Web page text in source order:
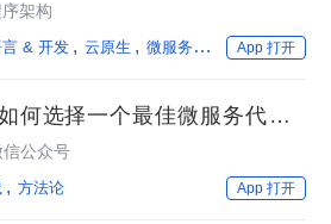
架构
& 开发 云原生 微服务 方法论App 打开
何选择一个最佳微服务代理架
公众号
方法论 App 打开